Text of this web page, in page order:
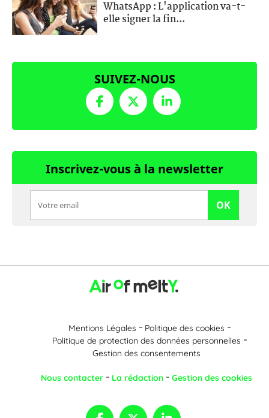
WhatsApp : L'application va-t-
elle signer la fin...
SUIVEZ-NOUS
Inscrivez-vous à la newsletter
OK
Mentions Légales
Politique des cookies
Politique de protection des données personnelles
Gestion des consentements
Nous contacter La rédaction Gestion des cookies